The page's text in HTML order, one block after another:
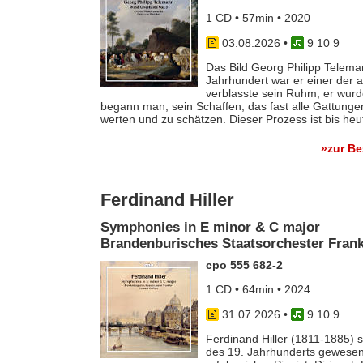
1 CD • 57min • 2020
03.08.2026 •
9 10 9
Das Bild Georg Philipp
Jahrhundert war er einer der
verblasste sein Ruhm, er
begann man, sein Schaffen, das fast alle
werten und zu schätzen. Dieser Prozess ist bis
»zur
Ferdinand Hiller
Symphonies in E minor & C major
Brandenburisches Staatsorchester
cpo 555 682-2
1 CD • 64min • 2024
31.07.2026 •
9 10 9
Ferdinand Hiller (1811-1885)
des 19. Jahrhunderts